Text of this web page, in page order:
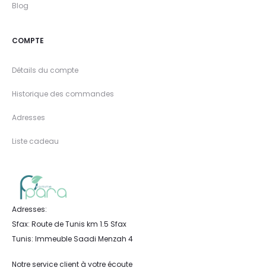
Blog
COMPTE
Détails du compte
Historique des commandes
Adresses
Liste cadeau
Adresses:
Sfax: Route de Tunis km 1.5 Sfax
Tunis: Immeuble Saadi Menzah 4
Notre service client à votre écoute